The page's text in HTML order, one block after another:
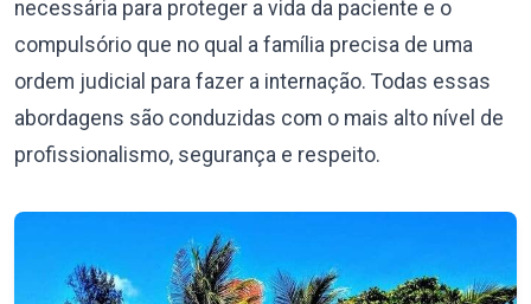
necessária para proteger a vida da paciente e o
compulsório que no qual a família precisa de uma
ordem judicial para fazer a internação. Todas essas
abordagens são conduzidas com o mais alto nível de
profissionalismo, segurança e respeito.